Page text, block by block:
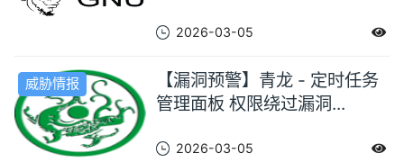
2026-03-05
威胁情报
【漏洞预警】青龙 - 定时任务
管理面板 权限绕过漏洞...
2026-03-05